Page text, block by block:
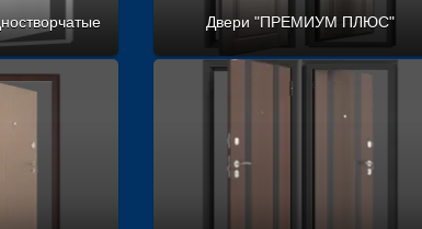
Двери "ПРЕМИУМ ПЛЮС"